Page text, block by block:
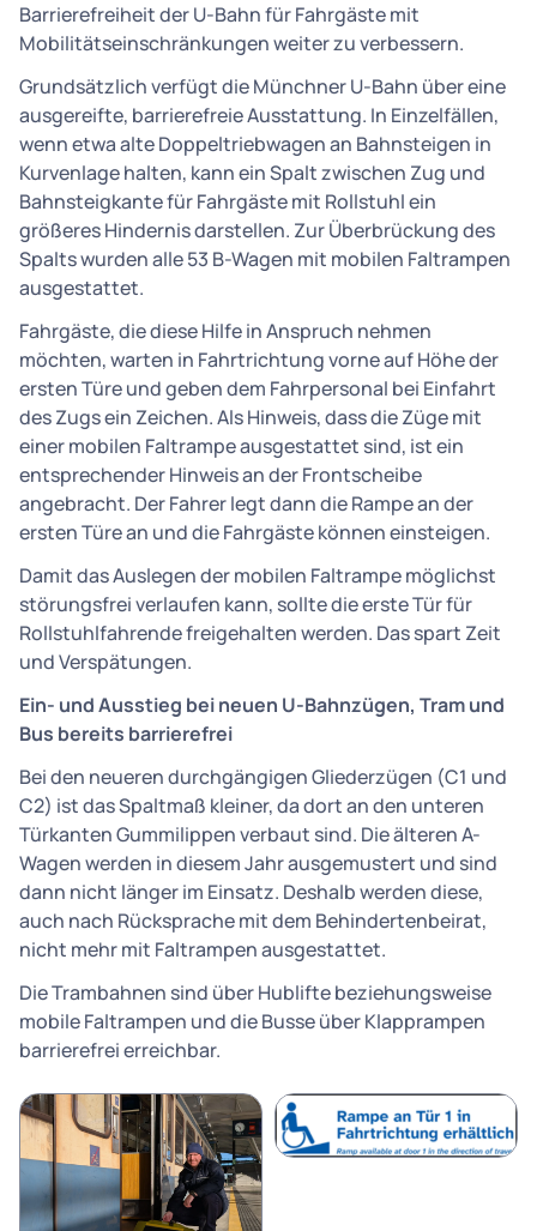
Barrierefreiheit der U-Bahn für Fahrgäste mit
Mobilitätseinschränkungen weiter zu verbessern.
Grundsätzlich verfügt die Münchner U-Bahn über eine
ausgereifte, barrierefreie Ausstattung. In Einzelfällen,
wenn etwa alte Doppeltriebwagen an Bahnsteigen in
Kurvenlage halten, kann ein Spalt zwischen Zug und
Bahnsteigkante für Fahrgäste mit Rollstuhl ein
größeres Hindernis darstellen. Zur Überbrückung des
Spalts wurden alle 53 B-Wagen mit mobilen Faltrampen
ausgestattet.
Fahrgäste, die diese Hilfe in Anspruch nehmen
möchten, warten in Fahrtrichtung vorne auf Höhe der
ersten Türe und geben dem Fahrpersonal bei Einfahrt
des Zugs ein Zeichen. Als Hinweis, dass die Züge mit
einer mobilen Faltrampe ausgestattet sind, ist ein
entsprechender Hinweis an der Frontscheibe
angebracht. Der Fahrer legt dann die Rampe an der
ersten Türe an und die Fahrgäste können einsteigen.
Damit das Auslegen der mobilen Faltrampe möglichst
störungsfrei verlaufen kann, sollte die erste Tür für
Rollstuhlfahrende freigehalten werden. Das spart Zeit
und Verspätungen.
Ein- und Ausstieg bei neuen U-Bahnzügen, Tram und
Bus bereits barrierefrei
Bei den neueren durchgängigen Gliederzügen (C1 und
C2) ist das Spaltmaß kleiner, da dort an den unteren
Türkanten Gummilippen verbaut sind. Die älteren A-
Wagen werden in diesem Jahr ausgemustert und sind
dann nicht länger im Einsatz. Deshalb werden diese,
auch nach Rücksprache mit dem Behindertenbeirat,
nicht mehr mit Faltrampen ausgestattet.
Die Trambahnen sind über Hublifte beziehungsweise
mobile Faltrampen und die Busse über Klapprampen
barrierefrei erreichbar.